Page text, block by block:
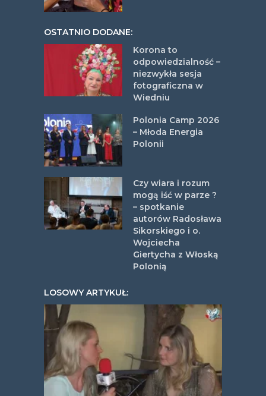
OSTATNIO DODANE:
Korona to
odpowiedzialność –
niezwykła sesja
fotograficzna w
Wiedniu
Polonia Camp 2026
– Młoda Energia
Polonii
Czy wiara i rozum
mogą iść w parze ?
– spotkanie
autorów Radosława
Sikorskiego i o.
Wojciecha
Giertycha z Włoską
Polonią
LOSOWY ARTYKUŁ: